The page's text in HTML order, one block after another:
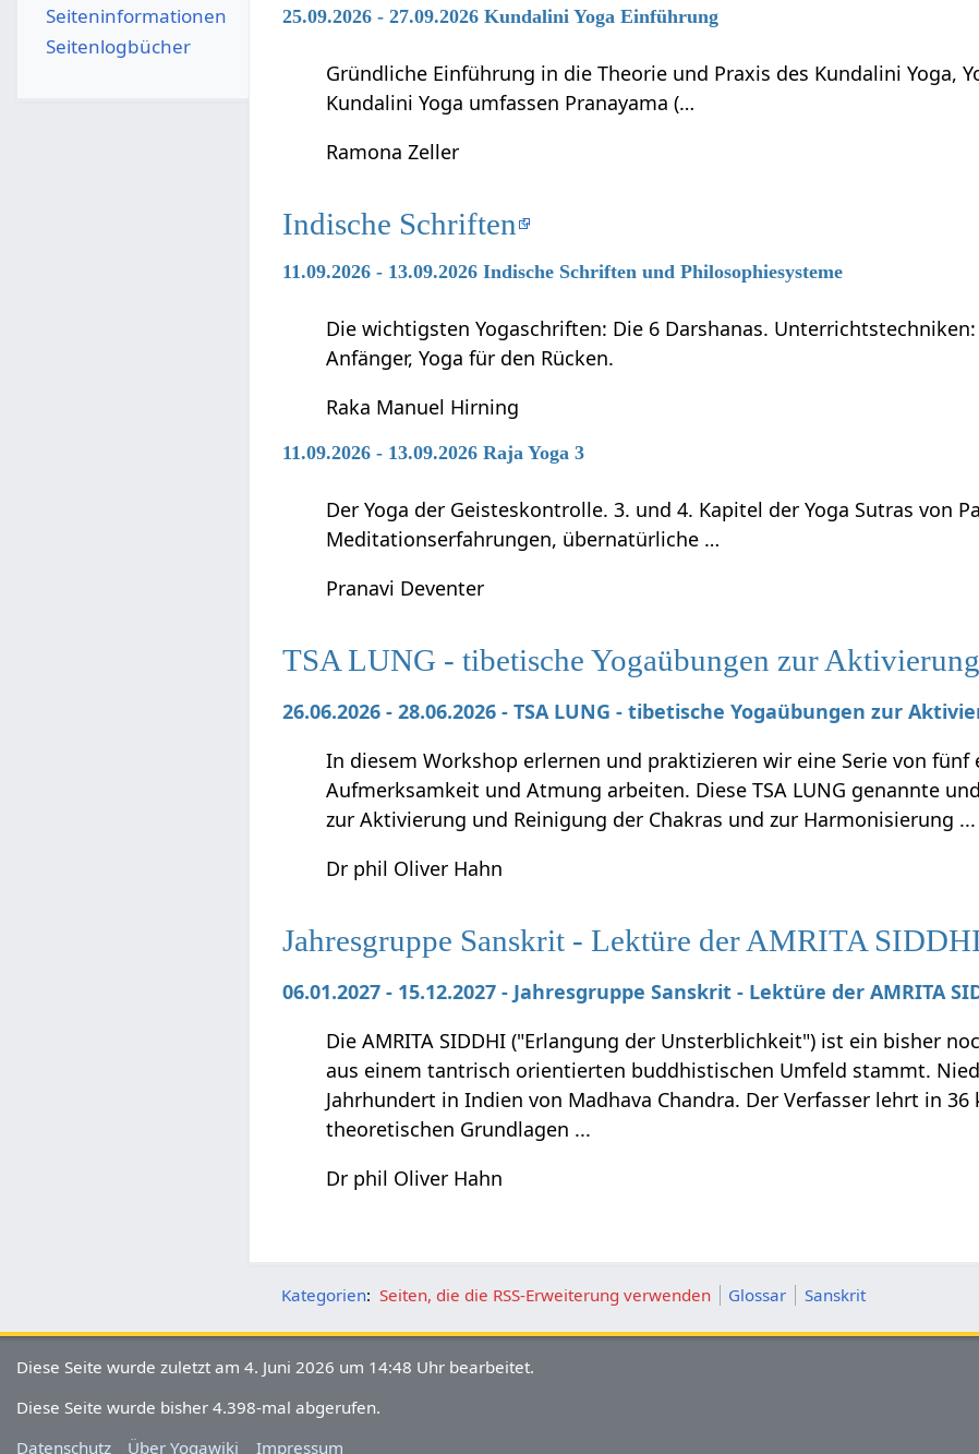
25.09.2026 - 27.09.2026 Kundalini Yoga Einführung
Gründliche Einführung in die Theorie und Praxis des Kundalini Yoga,
Kundalini Yoga umfassen Pranayama (…
Ramona Zeller
Indische Schriften
11.09.2026 - 13.09.2026 Indische Schriften und Philosophiesysteme
Die wichtigsten Yogaschriften: Die 6 Darshanas.
Anfänger, Yoga für den Rücken.
Raka Manuel Hirning
11.09.2026 - 13.09.2026 Raja Yoga 3
Der Yoga der Geisteskontrolle. 3. und 4. Kapitel der Yoga Sutras von
Meditationserfahrungen, übernatürliche …
Pranavi Deventer
TSA LUNG - tibetische Yogaübungen zur
26.06.2026 - 28.06.2026 - TSA LUNG - tibetische Yogaübungen zur
In diesem Workshop erlernen und praktizieren wir eine Serie von
Aufmerksamkeit und Atmung arbeiten. Diese TSA LUNG genannte
zur Aktivierung und Reinigung der Chakras und zur Harmonisierung ...
Dr phil Oliver Hahn
Jahresgruppe Sanskrit - Lektüre der AMRITA
06.01.2027 - 15.12.2027 - Jahresgruppe Sanskrit - Lektüre der AMRITA
Die AMRITA SIDDHI ("Erlangung der Unsterblichkeit") ist ein bisher
aus einem tantrisch orientierten buddhistischen Umfeld stammt.
Jahrhundert in Indien von Madhava Chandra. Der Verfasser lehrt in
theoretischen Grundlagen ...
Dr phil Oliver Hahn
Kategorien: Seiten, die die RSS-Erweiterung verwenden Glossar Sanskrit
Seiten­­informationen
Seitenlogbücher
Diese Seite wurde zuletzt am 4. Juni 2026 um 14:48 Uhr bearbeitet.
Diese Seite wurde bisher 4.398-mal abgerufen.
Datenschutz
Über Yogawiki Impressum